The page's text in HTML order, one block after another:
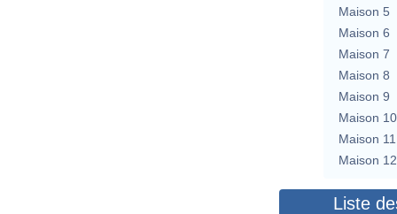
Maison 5
Maison 6
Maison 7
Maison 8
Maison 9
Maison 10
Maison 11
Maison 12
Liste